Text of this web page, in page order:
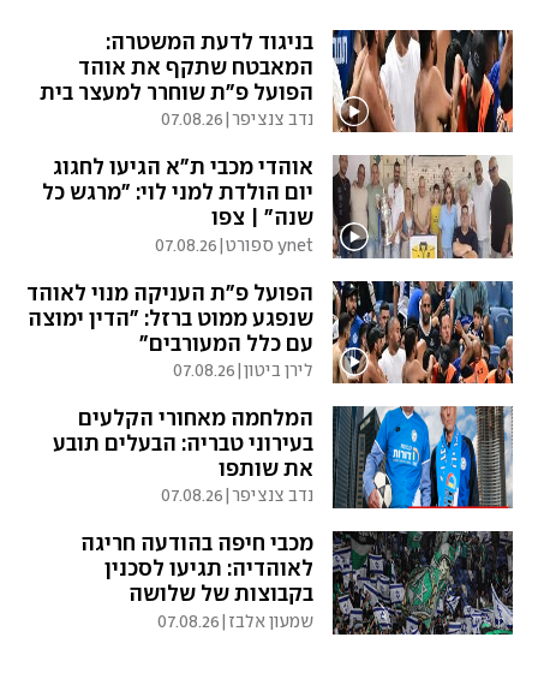
בניגוד לדעת המשטרה:
המאבטח שתקף את אוהד
הפועל פ"ת שוחרר למעצר בית
נדב צנציפר|
07.08.26
אוהדי מכבי ת"א הגיעו לחגוג
יום הולדת למני לוי: "מרגש כל
שנה" | צפו
ynet ספורט |
07.08.26
הפועל פ"ת העניקה מנוי לאוהד
שנפגע ממוט ברזל: "הדין ימוצה
עם כלל המעורבים"
לירן ביטון|
07.08.26
המלחמה מאחורי הקלעים
בעירוני טבריה: הבעלים תובע
את שותפו
נדב צנציפר|
07.08.26
מכבי חיפה בהודעה חריגה
לאוהדיה: תגיעו לסכנין
בקבוצות של שלושה
שמעון אלבז 07.08.26